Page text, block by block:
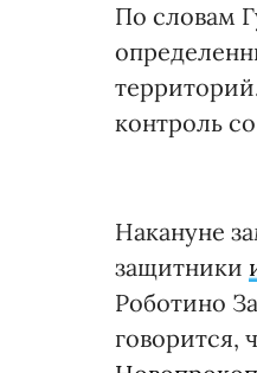
По словам
контроль
Накануне
защитники
Роботино
говорится,